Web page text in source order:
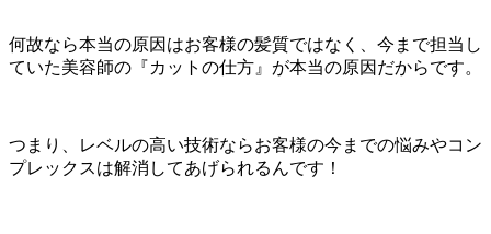
何故なら本当の原因はお客様の髪質ではなく、今まで担当し
ていた美容師の『カットの仕方』が本当の原因だからです。
つまり、レベルの高い技術ならお客様の今までの悩みやコン
プレックスは解消してあげられるんです！